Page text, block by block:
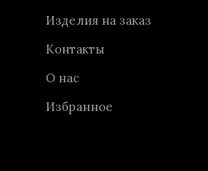
Изделия на заказ
Контакты
О нас
Избранное